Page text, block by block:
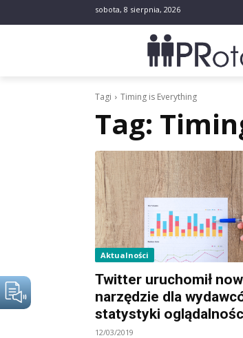
sobota, 8 sierpnia, 2026
Tagi Timing is Everything
Tag:
Aktualności
Twitter uruchomił
narzędzie dla
statystyki
12/03/2019